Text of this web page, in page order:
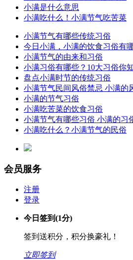
小满是什么意思
小满吃什么！小满节气吃苦菜
小满节气有哪些传统习俗
今日小满，小满的饮食习俗有
小满节气的由来和习俗
小满习俗有哪些？10大习俗你
盘点小满时节的传统习俗
小满节气民间风俗禁忌 小满的
小满的节气习俗
小满吃苦菜的饮食习俗
小满节气有哪些习俗 小满的习
小满吃什么？小满节气的民俗
会员服务
注册
登录
今日签到(1分)
签到送积分，积分换豪礼！
立即签到